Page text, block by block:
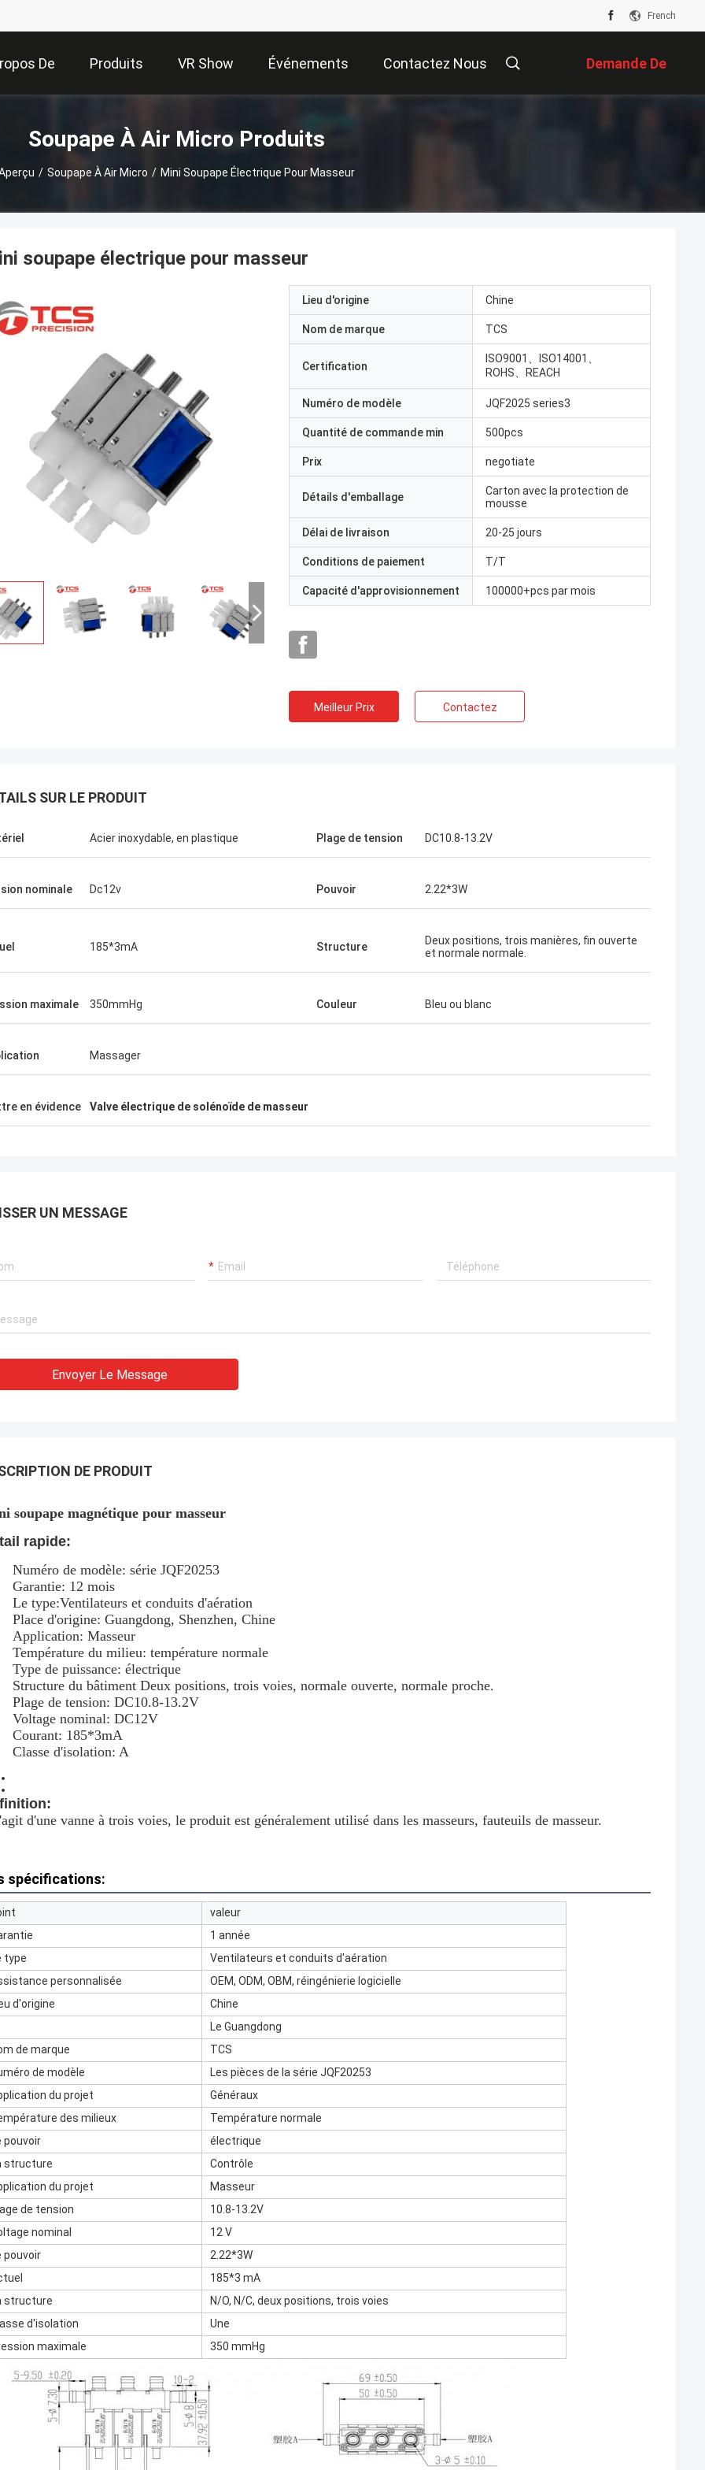
French
De
Nous
Produits VR Show Événements Contactez Nous Demande De
Soumission
Soupape À Air Micro Produits
/ Soupape À Air Micro / Mini Soupape Électrique Pour Masseur
soupape électrique pour masseur
Lieu d'origine Chine
Nom de marque TCS
Certification
ISO9001、ISO14001、
ROHS、REACH
Numéro de modèle JQF2025 series3
Quantité de commande min 500pcs
Prix negotiate
Détails d'emballage
Carton avec la protection de
mousse
Délai de livraison 20-25 jours
Conditions de paiement T/T
Capacité d'approvisionnement 100000+pcs par mois
Meilleur Prix Contactez
SUR LE PRODUIT
Acier inoxydable, en plastique Plage de tension DC10.8-13.2V
nominale Dc12v Pouvoir 2.22*3W
185*3mA Structure
Deux positions, trois manières, fin ouverte
et normale normale.
maximale 350mmHg Couleur Bleu ou blanc
Massager
en évidence Valve électrique de solénoïde de masseur
UN MESSAGE
Envoyer Le Message
DE PRODUIT
soupape magnétique pour masseur
rapide:
Numéro de modèle: série JQF20253
Garantie: 12 mois
Le type:Ventilateurs et conduits d'aération
Place d'origine: Guangdong, Shenzhen, Chine
Application: Masseur
Température du milieu: température normale
Type de puissance: électrique
Structure du bâtiment Deux positions, trois voies, normale ouverte, normale proche.
Plage de tension: DC10.8-13.2V
Voltage nominal: DC12V
Courant: 185*3mA
Classe d'isolation: A
d'une vanne à trois voies, le produit est généralement utilisé dans les masseurs, fauteuils de masseur.
spécifications:
valeur
1 année
type
Ventilateurs et conduits d'aération
personnalisée
OEM, ODM, OBM, réingénierie logicielle
d'origine
Chine
Le Guangdong
de marque
TCS
de modèle
Les pièces de la série JQF20253
du projet
Généraux
des milieux
Température normale
pouvoir
électrique
structure
Contrôle
du projet
Masseur
de tension
10.8-13.2V
nominal
12 V
pouvoir
2.22*3W
185*3 mA
structure
N/O, N/C, deux positions, trois voies
d'isolation
Une
maximale
350 mmHg